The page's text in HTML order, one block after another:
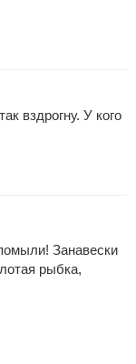
вздрогну. У кого
Занавески
рыбка,